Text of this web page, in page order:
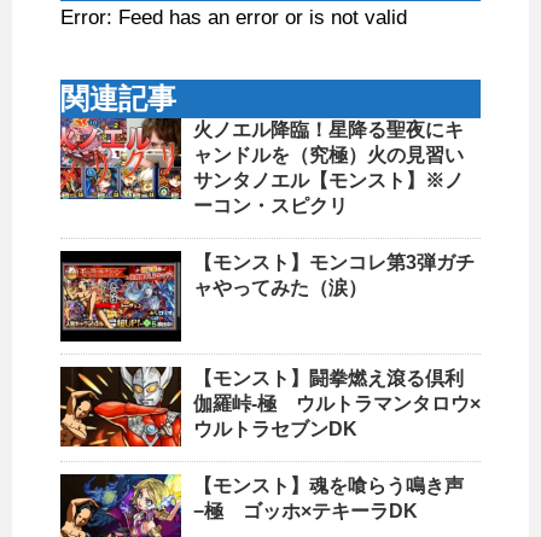
Error: Feed has an error or is not valid
関連記事
火ノエル降臨！星降る聖夜にキ
ャンドルを（究極）火の見習い
サンタノエル【モンスト】※ノ
ーコン・スピクリ
【モンスト】モンコレ第3弾ガチ
ャやってみた（涙）
【モンスト】闘拳燃え滾る倶利
伽羅峠-極 ウルトラマンタロウ×
ウルトラセブンDK
【モンスト】魂を喰らう鳴き声
−極 ゴッホ×テキーラDK